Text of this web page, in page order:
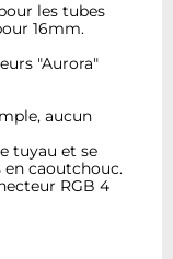
les tubes
16mm.
"Aurora"
aucun
tuyau et se
caoutchouc.
RGB 4